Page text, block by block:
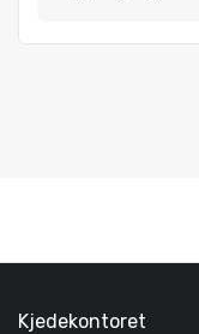
Kjedekontoret